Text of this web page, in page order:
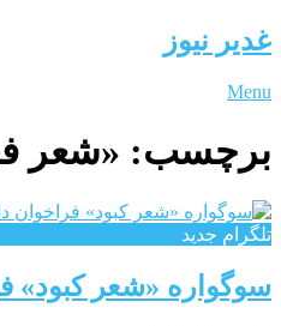
غدیر نیوز
Menu
برچسب: «شعر
تلگرام جدید
سوگواره «شعر کبود»